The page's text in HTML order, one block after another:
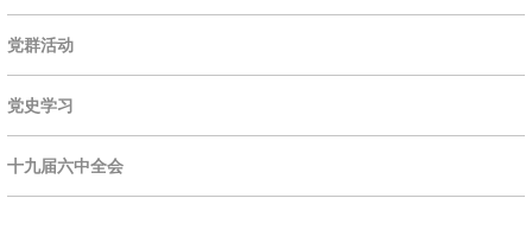
党群活动
党史学习
十九届六中全会